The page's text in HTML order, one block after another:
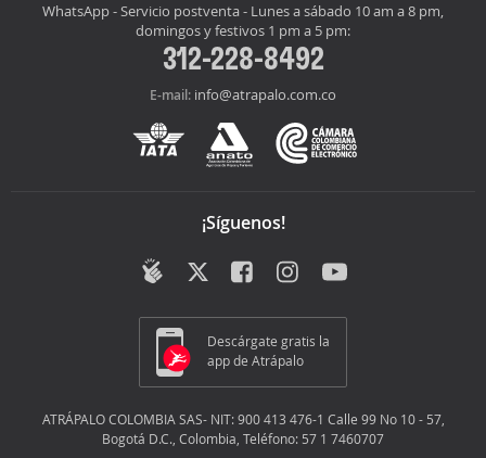
WhatsApp - Servicio postventa - Lunes a sábado 10 am a 8 pm,
domingos y festivos 1 pm a 5 pm:
312-228-8492
E-mail: info@atrapalo.com.co
¡Síguenos!
Descárgate gratis la
app de Atrápalo
ATRÁPALO COLOMBIA SAS- NIT: 900 413 476-1 Calle 99 No 10 - 57,
Bogotá D.C., Colombia, Teléfono: 57 1 7460707